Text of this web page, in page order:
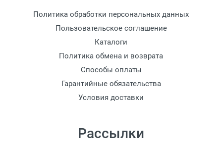
Политика обработки персональных данных
Пользовательское соглашение
Каталоги
Политика обмена и возврата
Способы оплаты
Гарантийные обязательства
Условия доставки
Рассылки